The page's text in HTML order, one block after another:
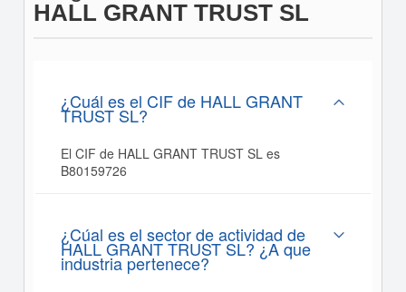
HALL GRANT TRUST SL
¿Cuál es el CIF de HALL GRANT
TRUST SL?
El CIF de HALL GRANT TRUST SL es
B80159726
¿Cúal es el sector de actividad de
HALL GRANT TRUST SL? ¿A que
industria pertenece?